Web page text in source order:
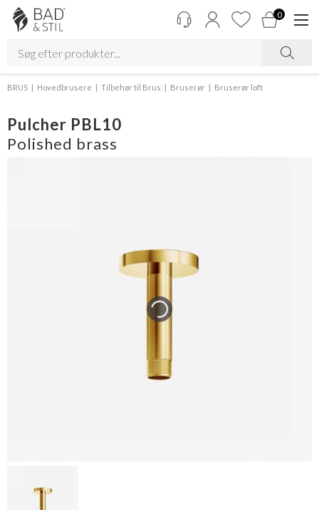
0
BRUS Hovedbrusere Tilbehør til Brus Bruserør Bruserør loft
Pulcher PBL10
Polished brass